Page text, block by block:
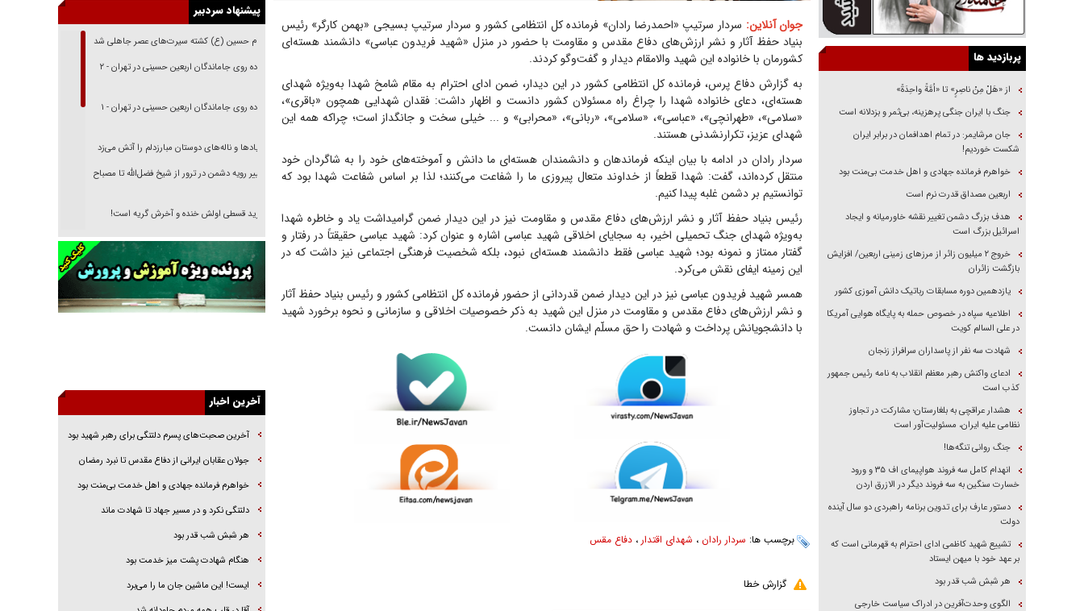
جوان آنلاین: سردار سرتیپ «احمدرضا رادان» فرمانده کل انتظامی کشور و سردار سرتیپ بسیجی «بهمن کارگر» رئیس
بنیاد حفظ آثار و نشر ارزش‌های دفاع مقدس و مقاومت با حضور در منزل «شهید فریدون عباسی» دانشمند هسته‌ای
کشورمان با خانواده این شهید والامقام دیدار و گفت‌و‌گو کردند.
به گزارش دفاع پرس، فرمانده کل انتظامی کشور در این دیدار، ضمن ادای احترام به مقام شامخ شهدا به‌ویژه شهدای
هسته‌ای، دعای خانواده شهدا را چراغ راه مسئولان کشور دانست و اظهار داشت: فقدان شهدایی همچون «باقری»،
«سلامی»، «طهرانچی»، «عباسی»، «سلامی»، «ربانی»، «محرابی» و ... خیلی سخت و جانگداز است؛ چراکه همه این
شهدای عزیز، تکرارنشدنی هستند.
سردار رادان در ادامه با بیان اینکه فرماندهان و دانشمندان هسته‌ای ما دانش و آموخته‌های‌ خود را به شاگردان خود
منتقل کرده‌اند، گفت: شهدا قطعاً از خداوند متعال پیروزی ما را شفاعت می‌کنند؛ لذا بر اساس شفاعت شهدا بود که
توانستیم بر دشمن غلبه پیدا کنیم.
رئیس بنیاد حفظ آثار و نشر ارزش‌های دفاع مقدس و مقاومت نیز در این دیدار ضمن گرامیداشت یاد و خاطره شهدا
به‌ویژه شهدای جنگ تحمیلی اخیر، به سجایای اخلاقی شهید عباسی اشاره و عنوان کرد: شهید عباسی حقیقتاً در رفتار و
گفتار ممتاز و نمونه بود؛ شهید عباسی فقط دانشمند هسته‌ای نبود، بلکه شخصیت فرهنگی اجتماعی نیز داشت که در
این زمینه ایفای نقش می‌کرد.
همسر شهید فریدون عباسی نیز در این دیدار ضمن قدردانی از حضور فرمانده کل انتظامی کشور و رئیس بنیاد حفظ آثار
و نشر ارزش‌های دفاع مقدس و مقاومت در منزل این شهید به ذکر خصوصیات اخلاقی و سازمانی و نحوه برخورد شهید
با دانشجویانش پرداخت و شهادت را حق مسلّم ایشان دانست.
برچسب ها: سردار رادان ، شهدای اقتدار، دفاع مقس
گزارش خطا
پربازدید ها
از «هَلْ مِنْ ناصِرٍ» تا «اُمَّةً واحِدَةً»
جنگ با ایران جنگی پرهزینه، بی‌ثمر و بزدلانه است
جان مرشایمر: در تمام اهدافمان در برابر ایران
شکست خوردیم!
خواهرم فرمانده جهادی و اهل خدمت بی‌منت بود
اربعین مصداق قدرت نرم است
هدف بزرگ دشمن تغییر نقشه خاورمیانه و ایجاد
اسرائیل بزرگ است
‌خروج ۲ میلیون زائر از مرز‌های زمینی اربعین/ افزایش
بازگشت زائران
یازدهمین دوره مسابقات رباتیک دانش آموزی کشور
اطلاعیه سپاه در خصوص حمله به پایگاه هوایی آمریکا
در علی السالم کویت
شهادت سه نفر از پاسداران سرافراز زنجان
ادعای واکنش رهبر معظم انقلاب به نامه رئیس جمهور
کذب است
هشدار عراقچی به بلغارستان؛ مشارکت در تجاوز
نظامی علیه ایران، مسئولیت‌آور است
جنگ روانی تنگه‌ها!
انهدام کامل سه فروند هواپیمای اف ۳۵ و ورود
خسارت سنگین به سه فروند دیگر در الازرق اردن
دستور عارف برای تدوین برنامه راهبردی دو سال آینده
دولت
تشییع شهید کاظمی ادای احترام به قهرمانی است که
بر عهد خود با میهن ایستاد
هر شبش شب قدر بود
الگوی وحدت‌آفرین در ادراک سیاست خارجی
پیشنهاد سردبیر
امام حسین (ع) کشته سیرت‌های عصر جاهلی شد
پیاده روی جاماندگان اربعین حسینی در تهران - ۲
پیاده روی جاماندگان اربعین حسینی در تهران - ۱
فریاد‌ها و ناله‌های دوستان مبارزدلم را آتش می‌زد
تغییر رویه دشمن در ترور از شیخ فضل‌الله تا مصباح
خرید قسطی اولش خنده و آخرش گریه است!
فوتبال و آن «بالا»!
راهبرد غافلگیری با نسل جدید پهپاد‌ها
جنجال پزشکان تقلبی در صنعت زیبایی
یهودی‌ها در ادبیات داستانی اروپا؛ از شکسپیر تا
جزئیات شکنجه‌هایم فراتر از آن است که در بیان
بگنجد!
گزارش «جوان» از قوانین سخت‌گیرانه ۶ قاره در
تحلیل ابعاد پیام رهبر انقلاب به حزب‌الله/ مقاومت
نقشه راه آینده غرب آسیا
گفت‌و‌گو اختصاصی با همسر فرمانده شهید حزب‌الله
لبنان/ هر شبش شب قدر بود
آخرین اخبار
آخرین صحبت‌های پسرم دلتنگی برای رهبر شهید بود
جولان عقابان ایرانی از دفاع مقدس تا نبرد رمضان
خواهرم فرمانده جهادی و اهل خدمت بی‌منت بود
دلتنگی نکرد و در مسیر جهاد تا شهادت ماند
هر شبش شب قدر بود
هنگام شهادت پشت میز خدمت بود
ایست! این ماشین جان ما را می‌برد